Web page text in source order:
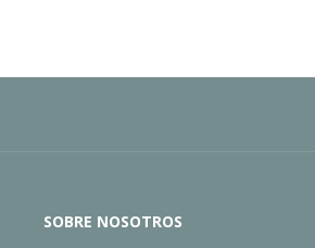
SOBRE NOSOTROS